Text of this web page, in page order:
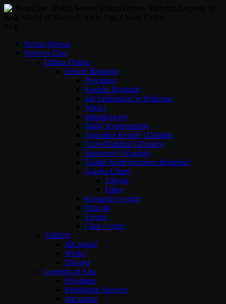
Strona główna
Serwery Gier
Ultima Online
Serwer Britannia
Powitanie
Kodeks Britannii
Jak zamieszkać w Britannii
Wieści
Instrukcja gry
Mapy Kontynentów
Autorskie Reguły i Dodatki
Crowdfunding i Donacje
Suwereny i Nagrody
Zostań Kontrybutorem Britannii!
Galeria Ultimy
Zdjęcia
Filmy
Komendy w grze
Discord
Forum
Chat w grze
Valheim
Jak zagrać
Wieści
Discord
Legends of Aria
Powitanie
Regulamin Serwera
Jak zagrać